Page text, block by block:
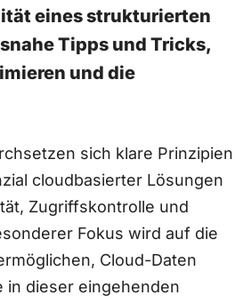
eines strukturierten
Tipps⁣ und Tricks,
und die
sich klare Prinzipien
cloudbasierter Lösungen
Zugriffskontrolle und
Fokus wird auf die
Cloud-Daten
in dieser​ eingehenden